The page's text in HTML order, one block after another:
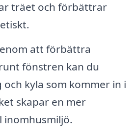
träet och förbättrar
att förbättra
fönstren kan du
och kyla som kommer in i
skapar en mer